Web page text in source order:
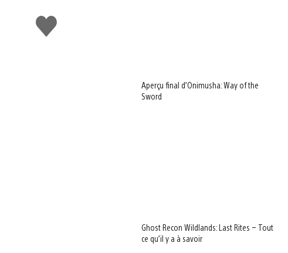
J'aime
Aperçu final d’Onimusha: Way of the
Sword
Ghost Recon Wildlands: Last Rites – Tout
ce qu’il y a à savoir